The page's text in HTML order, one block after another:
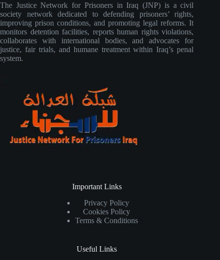
The Justice Network for Prisoners in Iraq (JNP) is a civil
society network dedicated to defending prisoners’ rights,
improving prison conditions, and promoting legal reforms. It
monitors detention facilities, reports human rights violations,
collaborates with international bodies, and advocates for
justice, fair trials, and humane treatment within Iraq’s penal
system.
Important Links
Privacy Policy
Cookies Policy
Terms & Conditions
Useful Links